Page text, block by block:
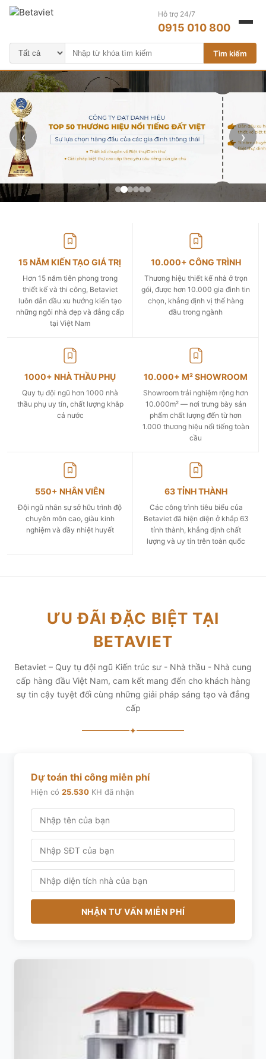
Tìm kiếm
Hỗ trợ 24/7
0915 010 800
‹ ›
15 NĂM KIẾN TẠO GIÁ TRỊ
Hơn 15 năm tiên phong trong
thiết kế và thi công, Betaviet
luôn dẫn đầu xu hướng kiến tạo
những ngôi nhà đẹp và đẳng cấp
tại Việt Nam
10.000+ CÔNG TRÌNH
Thương hiệu thiết kế nhà ở trọn
gói, được hơn 10.000 gia đình tin
chọn, khẳng định vị thế hàng
đầu trong ngành
1000+ NHÀ THẦU PHỤ
Quy tụ đội ngũ hơn 1000 nhà
thầu phụ uy tín, chất lượng khắp
cả nước
10.000+ M² SHOWROOM
Showroom trải nghiệm rộng hơn
10.000m² — nơi trưng bày sản
phẩm chất lượng đến từ hơn
1.000 thương hiệu nổi tiếng toàn
cầu
550+ NHÂN VIÊN
Đội ngũ nhân sự sở hữu trình độ
chuyên môn cao, giàu kinh
nghiệm và đầy nhiệt huyết
63 TỈNH THÀNH
Các công trình tiêu biểu của
Betaviet đã hiện diện ở khắp 63
tỉnh thành, khẳng định chất
lượng và uy tín trên toàn quốc
ƯU ĐÃI ĐẶC BIỆT TẠI
BETAVIET
Betaviet – Quy tụ đội ngũ Kiến trúc sư - Nhà thầu - Nhà cung
cấp hàng đầu Việt Nam, cam kết mang đến cho khách hàng
sự tin cậy tuyệt đối cùng những giải pháp sáng tạo và đẳng
cấp
✦
Dự toán thi công miễn phí
Hiện có 25.530 KH đã nhận
NHẬN TƯ VẤN MIỄN PHÍ